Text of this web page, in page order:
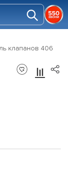
клапанов 406